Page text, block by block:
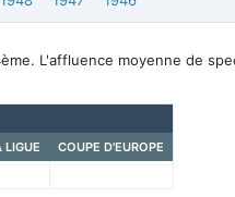
L'affluence moyenne de
LIGUE COUPE D'EUROPE